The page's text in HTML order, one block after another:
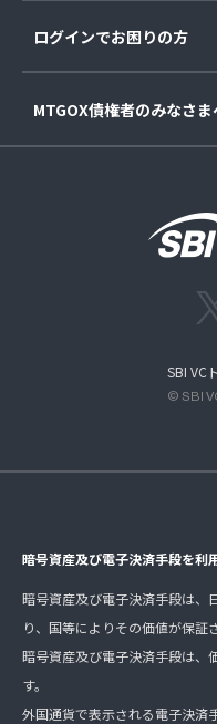
ログインでお困りの方
MTGOX債権者のみなさま
SBI VC
© SBI
暗号資産及び電子決済手段を利
暗号資産及び電子決済手段は、
り、国等によりその価値が保証
暗号資産及び電子決済手段は、
す。
外国通貨で表示される電子決済